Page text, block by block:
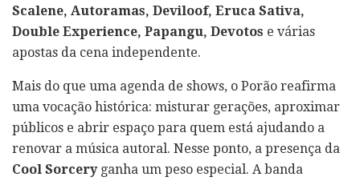
Scalene, Autoramas, Deviloof, Eruca Sativa,
Double Experience, Papangu, Devotos e várias
apostas da cena independente.
Mais do que uma agenda de shows, o Porão reafirma
uma vocação histórica: misturar gerações, aproximar
públicos e abrir espaço para quem está ajudando a
renovar a música autoral. Nesse ponto, a presença da
Cool Sorceryganha um peso especial. A banda